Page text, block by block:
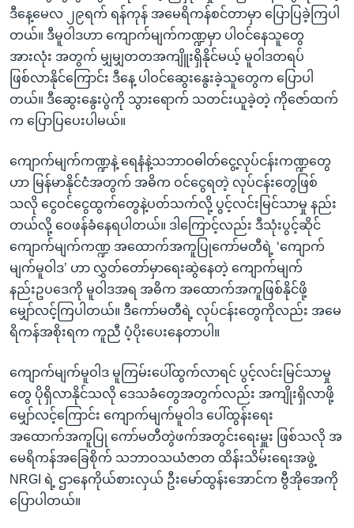
ရန်ဒီနေ့မေလ ၂၉ရက် ရန်ကုန် အမေရိကန်စင်တာမှာ ပြောပြခဲ့ကြပါ
တယ်။ ဒီမူဝါဒဟာ ကျောက်မျက်ကဏ္ဍမှာ ပါဝင်နေသူတွေ
အားလုံး အတွက် မျှမျှတတအကျိူးရှိနိုင်မယ့် မူဝါဒတရပ်
ဖြစ်လာနိုင်ကြောင်း ဒီနေ့ ပါဝင်ဆွေးနွေးခဲ့သူတွေက ပြောပါ
တယ်။ ဒီဆွေးနွေးပွဲကို သွားရောက် သတင်းယူခဲ့တဲ့ ကိုဇော်ထက်
က ပြောပြပေးပါမယ်။
ကျောက်မျက်ကဏ္ဍနဲ့ ရေနံနဲ့သဘာဝဓါတ်ငွေ့လုပ်ငန်းကဏ္ဍတွေ
ဟာ မြန်မာနိုင်ငံအတွက် အဓိက ဝင်ငွေရတဲ့ လုပ်ငန်းတွေဖြစ်
သလို ငွေဝင်ငွေထွက်တွေနဲ့ပတ်သက်လို့ ပွင့်လင်းမြင်သာမှု နည်း
တယ်လို့ ဝေဖန်ခံနေရပါတယ်။ ဒါကြောင့်လည်း ဒီသုံးပွင့်ဆိုင်
ကျောက်မျက်ကဏ္ဍ အထောက်အကူပြုကော်မတီရဲ့ ‘ကျောက်
မျက်မူဝါဒ’ ဟာ လွှတ်တော်မှာရေးဆွဲနေတဲ့ ကျောက်မျက်
နည်းဥပဒေကို မူဝါဒအရ အဓိက အထောက်အကူဖြစ်နိုင်ဖို့
မျှော်လင့်ကြပါတယ်။ ဒီကော်မတီရဲ့ လုပ်ငန်းတွေကိုလည်း အမေ
ရိကန်အစိုးရက ကူညီ ပံ့ပိုးပေးနေတာပါ။
ကျောက်မျက်မူဝါဒ မူကြမ်းပေါ်ထွက်လာရင် ပွင့်လင်းမြင်သာမှု
တွေ ပိုရှိလာနိုင်သလို ဒေသခံတွေအတွက်လည်း အကျိုးရှိလာဖို့
မျှော်လင့်ကြောင်း ကျောက်မျက်မူဝါဒ ပေါ်ထွန်းရေး
အထောက်အကူပြု ကော်မတီတွဲဖက်အတွင်းရေးမှူး ဖြစ်သလို အ
မေရိကန်အခြေစိုက် သဘာဝသယံဇာတ ထိန်းသိမ်းရေးအဖွဲ့
NRGI ရဲ့ ဌာနေကိုယ်စားလှယ် ဦးမော်ထွန်းအောင်က ဗွီအိုအေကို
ပြောပါတယ်။